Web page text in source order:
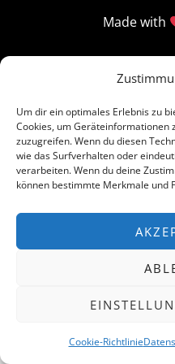
Um dir ein optimales Erlebnis zu
Cookies, um Geräteinformationen
zuzugreifen. Wenn du diesen
wie das Surfverhalten oder
verarbeiten. Wenn du deine
können bestimmte Merkmale und
Cookie-Richtlinie
Made with